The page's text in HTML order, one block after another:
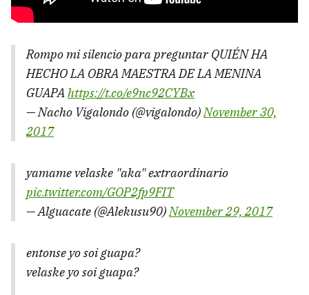
Rompo mi silencio para preguntar QUIÉN HA
HECHO LA OBRA MAESTRA DE LA MENINA
GUAPAhttps://t.co/e9nc92CYBx
— Nacho Vigalondo (@vigalondo)November 30,
2017
yamame velaske "aka" extraordinario
pic.twitter.com/GOP2fp9FIT
— Alguacate (@Alekusu90)November 29, 2017
entonse yo soi guapa?
velaske yo soi guapa?